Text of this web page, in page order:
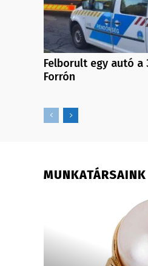
Felborult egy autó a
Forrón
MUNKATÁRSAINK